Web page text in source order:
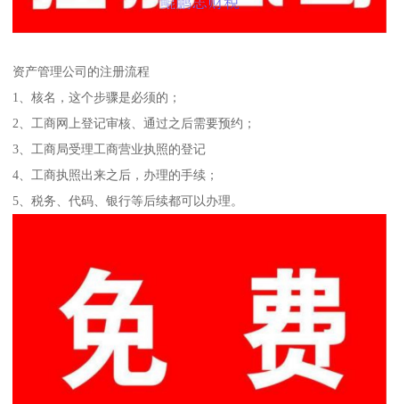
资产管理公司的注册流程
1、核名，这个步骤是必须的；
2、工商网上登记审核、通过之后需要预约；
3、工商局受理工商营业执照的登记
4、工商执照出来之后，办理的手续；
5、税务、代码、银行等后续都可以办理。